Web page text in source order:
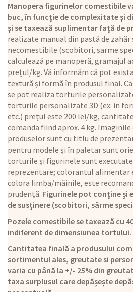
Manopera figurinelor comestibile
buc, în funcție de complexitate și
și se taxează suplimentar față de
realizate manual din pastă de
necomestibile (scobitori, sarme
calculează pe manoperă, gramajul
prețul/kg. Vă informăm că pot
textură și formă în produsul final.
se pot realiza torturile
torturile personalizate 3D (ex: in
etc.) prețul este 200 lei/kg,
comanda fiind aprox. 4 kg.
produselor sunt cu titlu de
pentru modele și în paletar sunt
torturile și figurinele sunt
reprezentare; colorantul alimentar
colora limba/mâinile, este
prudență. Figurinele pot conține și
de susținere (scobitori, sârme
Pozele comestibile se taxează cu
indiferent de dimensiunea tortului.
Cantitatea finală a produsului
sortimentul ales, greutate si
varia cu până la +/- 25% din
taxa surplusul care depășește